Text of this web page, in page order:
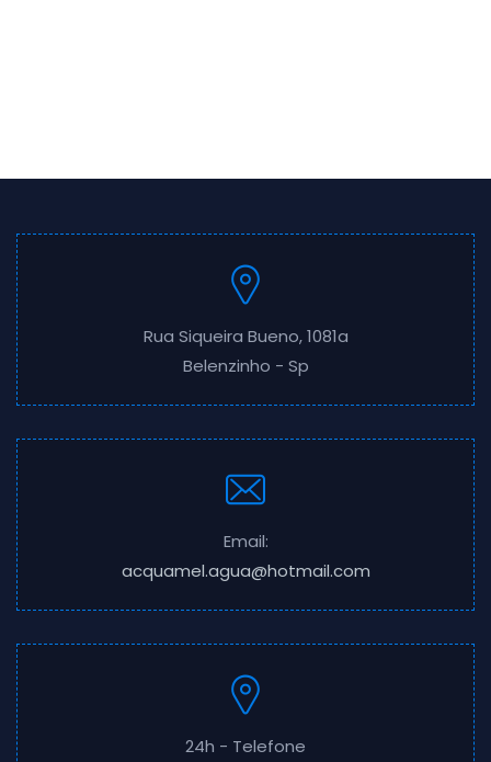
Rua Siqueira Bueno, 1081a
Belenzinho - Sp
Email:
acquamel.agua@hotmail.com
24h - Telefone